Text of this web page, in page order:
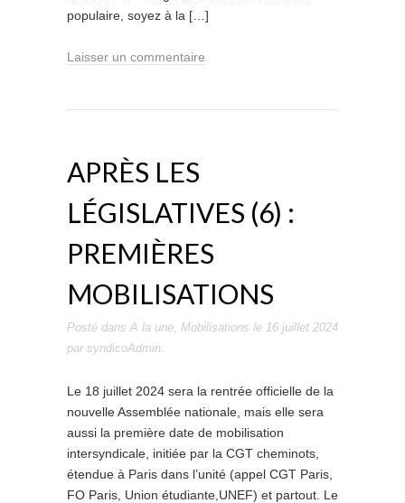
populaire, soyez à la […]
Laisser un commentaire
APRÈS LES
LÉGISLATIVES (6) :
PREMIÈRES
MOBILISATIONS
Posté dans A la une, Mobilisations le 16 juillet 2024
par syndicoAdmin.
Le 18 juillet 2024 sera la rentrée officielle de la
nouvelle Assemblée nationale, mais elle sera
aussi la première date de mobilisation
intersyndicale, initiée par la CGT cheminots,
étendue à Paris dans l’unité (appel CGT Paris,
FO Paris, Union étudiante,UNEF) et partout. Le